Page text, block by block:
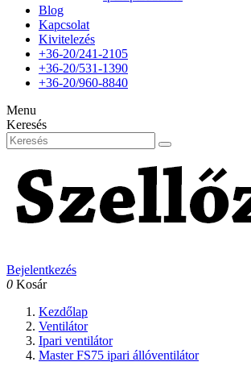
Blog
Kapcsolat
Kivitelezés
+36-20/241-2105
+36-20/531-1390
+36-20/960-8840
Menu
Keresés
Bejelentkezés
0 Kosár
Kezdőlap
Ventilátor
Ipari ventilátor
Master FS75 ipari állóventilátor